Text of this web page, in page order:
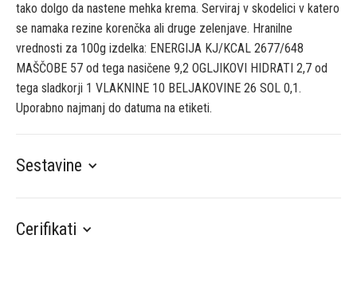
tako dolgo da nastene mehka krema. Serviraj v skodelici v katero
se namaka rezine korenčka ali druge zelenjave. Hranilne
vrednosti za 100g izdelka: ENERGIJA KJ/KCAL 2677/648
MAŠČOBE 57 od tega nasičene 9,2 OGLJIKOVI HIDRATI 2,7 od
tega sladkorji 1 VLAKNINE 10 BELJAKOVINE 26 SOL 0,1.
Uporabno najmanj do datuma na etiketi.
Sestavine
Cerifikati